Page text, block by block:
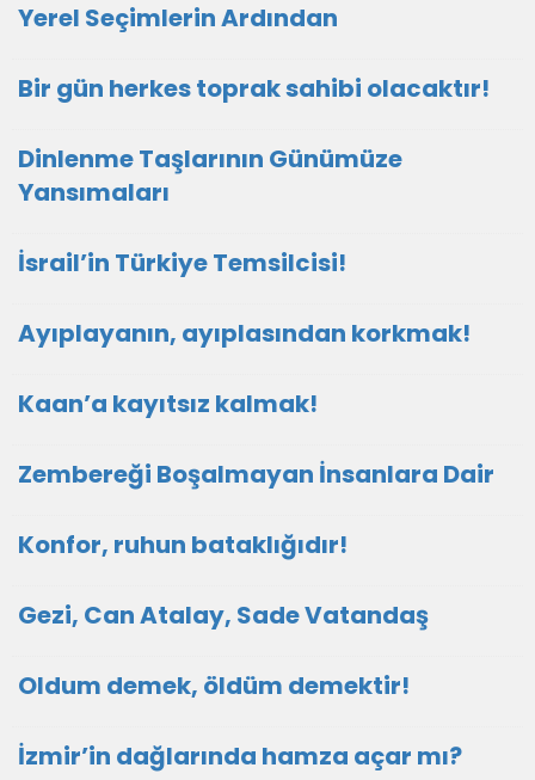
Yerel Seçimlerin Ardından
Bir gün herkes toprak sahibi olacaktır!
Dinlenme Taşlarının Günümüze
Yansımaları
İsrail’in Türkiye Temsilcisi!
Ayıplayanın, ayıplasından korkmak!
Kaan’a kayıtsız kalmak!
Zembereği Boşalmayan İnsanlara Dair
Konfor, ruhun bataklığıdır!
Gezi, Can Atalay, Sade Vatandaş
Oldum demek, öldüm demektir!
İzmir’in dağlarında hamza açar mı?